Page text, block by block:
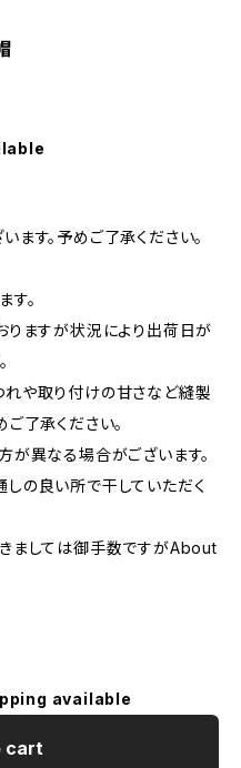
す。予めご了承ください。
す。
りますが状況により出荷日が
や取り付けの甘さなど縫製
了承ください。
が異なる場合がございます。
の良い所で干していただく
ましては御手数ですがAbout
available
cart